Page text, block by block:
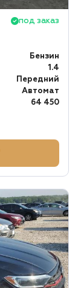
под заказ
Бензин
1.4
Передний
Автомат
64 450